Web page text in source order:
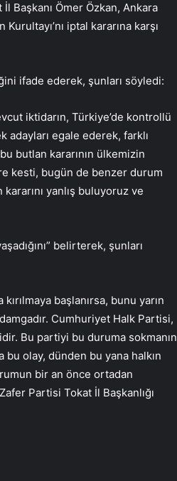
Başkanı Ömer Özkan, Ankara
iptal kararına karşı
ifade ederek, şunları söyledi:
iktidarın, Türkiye’de kontrollü
adayları egale ederek, farklı
butlan kararının ülkemizin
kesti, bugün de benzer durum
yanlış buluyoruz ve
belirterek, şunları
başlanırsa, bunu yarın
Cumhuriyet Halk Partisi,
Bu partiyi bu duruma sokmanın
bu olay, dünden bu yana halkın
bir an önce ortadan
Partisi Tokat İl Başkanlığı